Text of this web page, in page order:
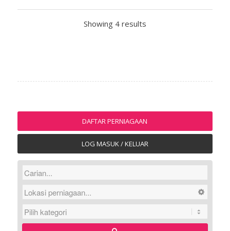
Showing 4 results
DAFTAR PERNIAGAAN
LOG MASUK / KELUAR